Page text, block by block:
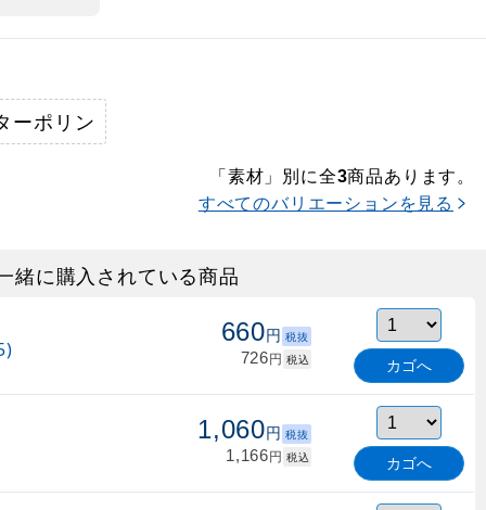
ーポリン
「素材」別に全3商品あります。
すべてのバリエーションを見る
緒に購入されている商品
660円 税抜
726円 税込 カゴへ
1,060円 税抜
1,166円 税込 カゴへ